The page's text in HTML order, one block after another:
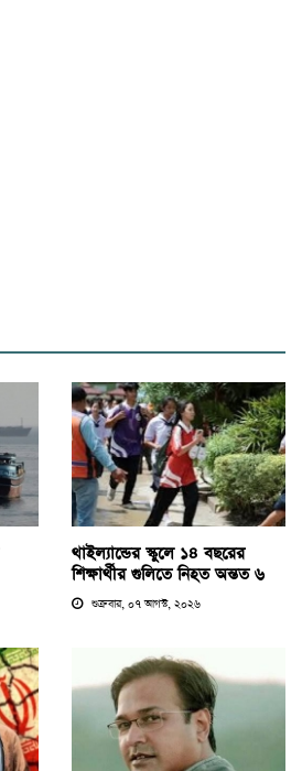
থাইল্যান্ডের স্কুলে ১৪ বছরের
শিক্ষার্থীর গুলিতে নিহত অন্তত ৬
শুক্রবার, ০৭ আগস্ট, ২০২৬